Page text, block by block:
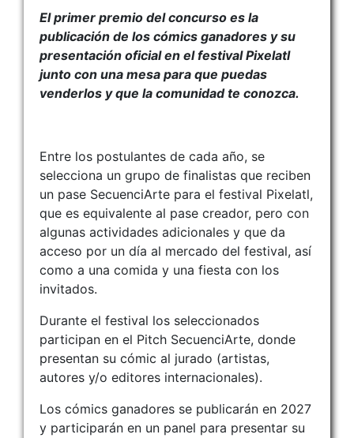
El primer premio del concurso es la
publicación de los cómics ganadores y su
presentación oficial en el festival Pixelatl
junto con una mesa para que puedas
venderlos y que la comunidad te conozca.
Entre los postulantes de cada año, se
selecciona un grupo de finalistas que reciben
un pase SecuenciArte para el festival Pixelatl,
que es equivalente al pase creador, pero con
algunas actividades adicionales y que da
acceso por un día al mercado del festival, así
como a una comida y una fiesta con los
invitados.
Durante el festival los seleccionados
participan en el Pitch SecuenciArte, donde
presentan su cómic al jurado (artistas,
autores y/o editores internacionales).
Los cómics ganadores se publicarán en 2027
y participarán en un panel para presentar su